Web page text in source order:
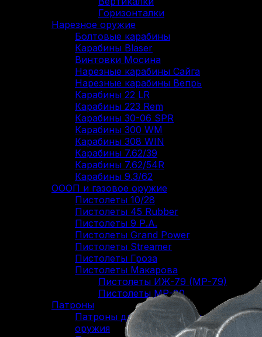
Горизонталки
Нарезное оружие
Болтовые карабины
Карабины Blaser
Винтовки Мосина
Нарезные карабины Сайга
Нарезные карабины Вепрь
Карабины 22 LR
Карабины 223 Rem
Карабины 30-06 SPR
Карабины 300 WM
Карабины 308 WIN
Карабины 7.62/39
Карабины 7.62/54R
Карабины 9.3/62
ОООП и газовое оружие
Пистолеты 10/28
Пистолеты 45 Rubber
Пистолеты 9 Р.А.
Пистолеты Grand Power
Пистолеты Streamer
Пистолеты Гроза
Пистолеты Макарова
Пистолеты ИЖ-79 (МР-79)
Пистолеты МР-80
Патроны
Патроны для гладкоствольного
оружия